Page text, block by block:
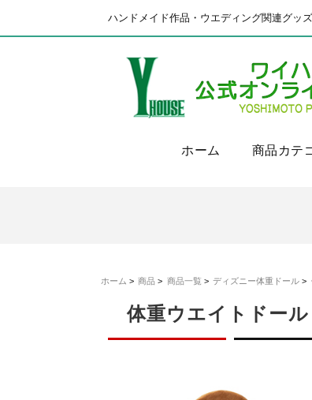
ハンドメイド作品・ウエディング関連グッ
ホーム 商品カテ
ホーム > 商品 > 商品一覧 > ディズニー体重ドール >
体重ウエイトドー